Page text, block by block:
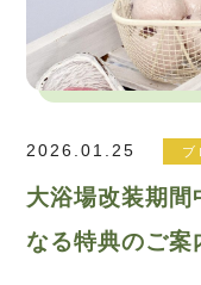
2026.01.25 ブ
大浴場改装期間
なる特典のご案